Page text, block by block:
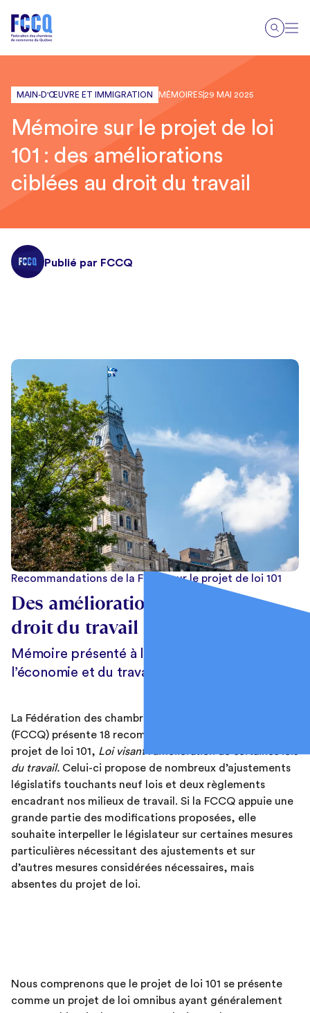
MAIN-D'ŒUVRE ET IMMIGRATION MÉMOIRES 29 MAI 2025
Mémoire sur le projet de loi
101 : des améliorations
ciblées au droit du travail
Publié par FCCQ
Recommandations de la FCCQ sur le projet de loi 101
Des améliorations ciblées au
droit du travail
Mémoire présenté à la Commission de
l’économie et du travail
La Fédération des chambres de commerce du Québec
(FCCQ) présente 18 recommandations à l’égard du
projet de loi 101, Loi visant l’amélioration de certaines lois
du travail. Celui-ci propose de nombreux d’ajustements
législatifs touchants neuf lois et deux règlements
encadrant nos milieux de travail. Si la FCCQ appuie une
grande partie des modifications proposées, elle
souhaite interpeller le législateur sur certaines mesures
particulières nécessitant des ajustements et sur
d’autres mesures considérées nécessaires, mais
absentes du projet de loi.
Nous comprenons que le projet de loi 101 se présente
comme un projet de loi omnibus ayant généralement